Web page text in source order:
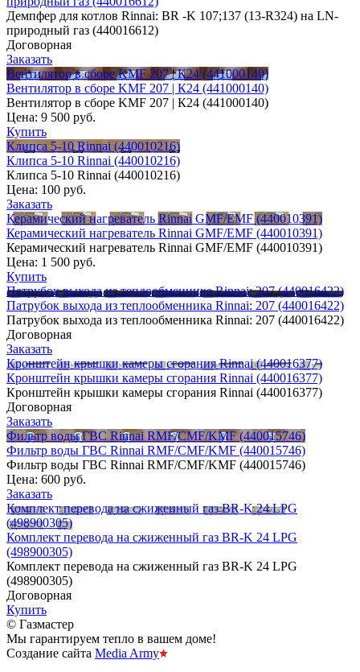
Демпфер для котлов Rinnai: BR -K 107;137 (13-R324) на LN-
природный газ (440016612)
Договорная
Заказать
Вентилятор в сборе KMF 207 | К24 (441000140)
Вентилятор в сборе KMF 207 | К24 (441000140)
Вентилятор в сборе KMF 207 | К24 (441000140)
Цена: 9 500 руб.
Купить
Клипса 5-10 Rinnai (440010216)
Клипса 5-10 Rinnai (440010216)
Клипса 5-10 Rinnai (440010216)
Цена: 100 руб.
Заказать
Керамический нагреватель Rinnai GMF/EMF (440010391)
Керамический нагреватель Rinnai GMF/EMF (440010391)
Керамический нагреватель Rinnai GMF/EMF (440010391)
Цена: 1 500 руб.
Купить
Патрубок выхода из теплообменника Rinnai: 207 (440016422)
Патрубок выхода из теплообменника Rinnai: 207 (440016422)
Патрубок выхода из теплообменника Rinnai: 207 (440016422)
Договорная
Заказать
Кронштейн крышки камеры сгорания Rinnai (440016377)
Кронштейн крышки камеры сгорания Rinnai (440016377)
Кронштейн крышки камеры сгорания Rinnai (440016377)
Договорная
Заказать
Фильтр воды ГВС Rinnai RMF/CMF/KMF (440015746)
Фильтр воды ГВС Rinnai RMF/CMF/KMF (440015746)
Фильтр воды ГВС Rinnai RMF/CMF/KMF (440015746)
Цена: 600 руб.
Заказать
Комплект перевода на сжиженный газ BR-K 24 LPG
(498900305)
Комплект перевода на сжиженный газ BR-K 24 LPG
(498900305)
Комплект перевода на сжиженный газ BR-K 24 LPG
(498900305)
Договорная
Купить
© Газмастер
Мы гарантируем тепло в вашем доме!
Создание сайта Media Army